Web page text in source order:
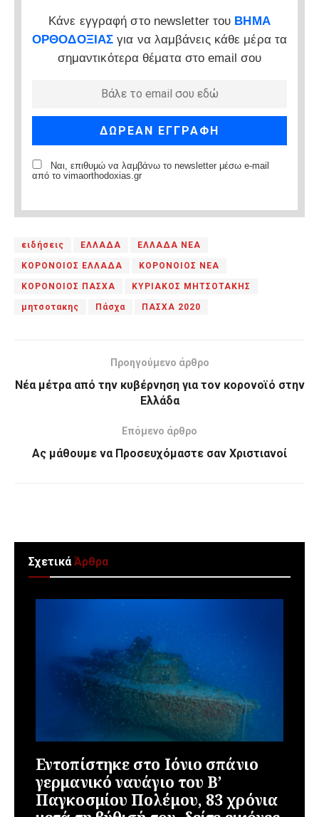
Κάνε εγγραφή στο newsletter του ΒΗΜΑ
ΟΡΘΟΔΟΞΙΑΣ για να λαμβάνεις κάθε μέρα τα
σημαντικότερα θέματα στο email σου
Ναι, επιθυμώ να λαμβάνω το newsletter μέσω e-mail
από το vimaorthodoxias.gr
ειδήσεις ΕΛΛΑΔΑ ΕΛΛΑΔΑ ΝΕΑ
ΚΟΡΟΝΟΙΟΣ ΕΛΛΑΔΑ ΚΟΡΟΝΟΙΟΣ ΝΕΑ
ΚΟΡΟΝΟΙΟΣ ΠΑΣΧΑ ΚΥΡΙΑΚΟΣ ΜΗΤΣΟΤΑΚΗΣ
μητσοτακης Πάσχα ΠΑΣΧΑ 2020
Προηγούμενο άρθρο
Νέα μέτρα από την κυβέρνηση για τον κορονοϊό στην
Ελλάδα
Επόμενο άρθρο
Ας μάθουμε να Προσευχόμαστε σαν Χριστιανοί
ΣχετικάΆρθρα
Εντοπίστηκε στο Ιόνιο σπάνιο
γερμανικό ναυάγιο του Β’
Παγκοσμίου Πολέμου, 83 χρόνια